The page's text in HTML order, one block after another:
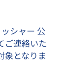
シャー 公
ご連絡いた
象となりま